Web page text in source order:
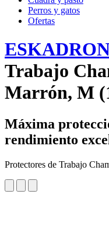
Perros y gatos
Ofertas
Trabajo
Marrón, M
Máxima
rendimiento
Protectores de Trabajo